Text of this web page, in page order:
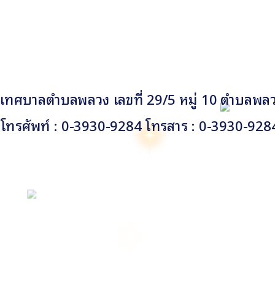
เทศบาลตำบลพลวง เลขที่ 29/5 หมู่ 10 ตำบลพ
โทรศัพท์ : 0-3930-9284 โทรสาร : 0-3930-